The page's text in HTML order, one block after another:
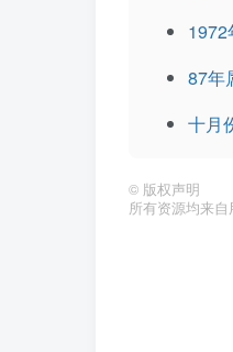
1972
87年
十月
© 版权声明
所有资源均来自